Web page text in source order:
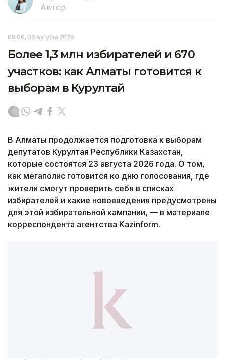
Автор
09:06, 06 Августа 2026
Более 1,3 млн избирателей и 670
участков: как Алматы готовится к
выборам в Курултай
В Алматы продолжается подготовка к выборам
депутатов Курултая Республики Казахстан,
которые состоятся 23 августа 2026 года. О том,
как мегаполис готовится ко дню голосования, где
жители смогут проверить себя в списках
избирателей и какие нововведения предусмотрены
для этой избирательной кампании, — в материале
корреспондента агентства Kazinform.